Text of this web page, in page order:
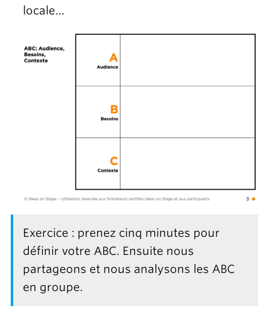
locale…
Exercice : prenez cinq minutes pour
définir votre ABC. Ensuite nous
partageons et nous analysons les ABC
en groupe.